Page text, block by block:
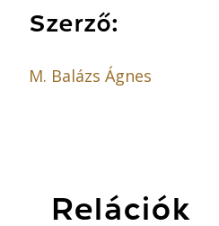
Szerző:
M. Balázs Ágnes
Relációk